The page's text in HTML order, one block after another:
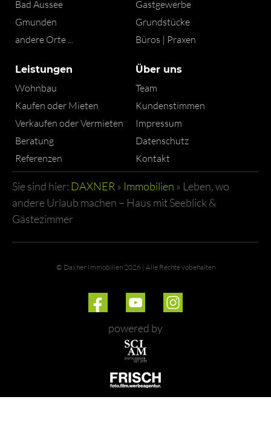
Bad Aussee
Gmunden
andere Orte ...
Gastgewerbe
Grundstücke
Büros | Praxen
Leistungen
Wohnbau
Kaufen oder Mieten
Verkaufen oder Vermieten
Beratung
Referenzen
Über uns
Team
Kundenstimmen
Impressum
Datenschutz
Kontakt
Sie sind hier: DAXNER » Immobilien » Leben, wo
andere Urlaub machen – Haus mit Seeblick &
Gästezimmer
© Daxner Immobilien 2026 | Alle Rechte vobehalten
powered by